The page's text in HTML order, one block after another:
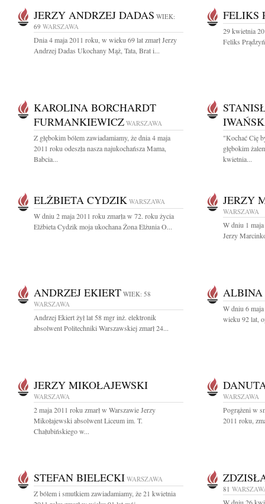
JERZY ANDRZEJ DADAS WIEK:
69 WARSZAWA
Dnia 4 maja 2011 roku, w wieku 69 lat zmarł Jerzy
Andrzej Dadas Ukochany Mąż, Tata, Brat i...
FELIKS
29 kwietnia
Feliks
KAROLINA BORCHARDT
FURMANKIEWICZ WARSZAWA
Z głębokim bólem zawiadamiamy, że dnia 4 maja
2011 roku odeszła nasza najukochańsza Mama,
Babcia...
"Kochać Cię
głębokim
kwietnia...
ELŻBIETA CYDZIK WARSZAWA
W dniu 2 maja 2011 roku zmarła w 72. roku życia
Elżbieta Cydzik moja ukochana Żona Elżunia O...
JERZY
WARSZAWA
W dniu 1
Jerzy
ANDRZEJ EKIERT WIEK: 58
WARSZAWA
Andrzej Ekiert żył lat 58 mgr inż. elektronik
absolwent Politechniki Warszawskiej zmarł 24...
W dniu 6
wieku 92 lat,
JERZY MIKOŁAJEWSKI
WARSZAWA
2 maja 2011 roku zmarł w Warszawie Jerzy
Mikołajewski absolwent Liceum im. T.
Chałubińskiego w...
WARSZAWA
Pogrążeni w
2011 roku,
STEFAN BIELECKI WARSZAWA
Z bólem i smutkiem zawiadamiamy, że 21 kwietnia
81